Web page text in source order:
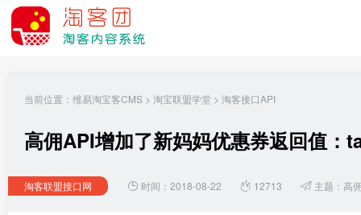
当前位置： 维易淘宝客CMS > 淘宝联盟学堂 > 淘客接口API
高佣API增加了新妈妈优惠券返回值
淘客联盟接口网 时间：2018-08-22 12713 主题： 高